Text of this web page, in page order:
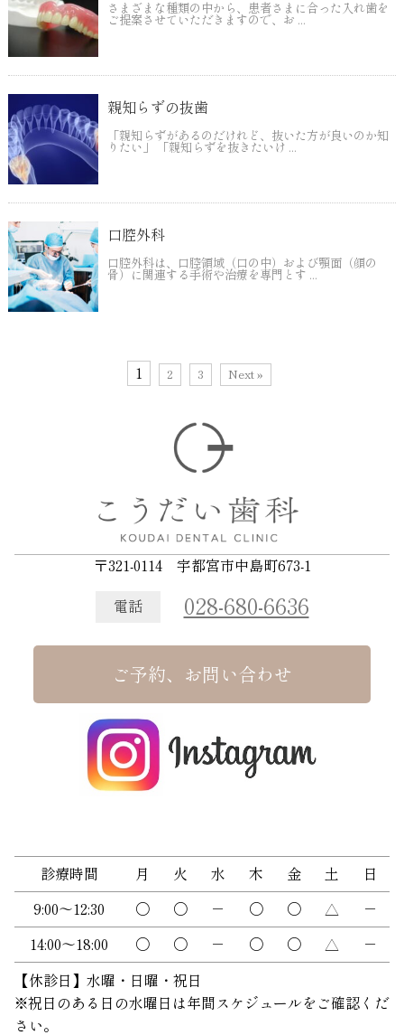
さまざまな種類の中から、患者さまに合った入れ歯を
ご提案させていただきますので、お ...
親知らずの抜歯
「親知らずがあるのだけれど、抜いた方が良いのか知
りたい」 「親知らずを抜きたいけ ...
口腔外科
口腔外科は、口腔領域（口の中）および顎面（顔の
骨）に関連する手術や治療を専門とす ...
1 2 3 Next »
〒321-0114 宇都宮市中島町673-1
電話 028-680-6636
ご予約、お問い合わせ
診療時間 月 火 水 木 金 土 日
9:00～12:30 〇 〇 － 〇 〇 △ －
14:00～18:00 〇 〇 － 〇 〇 △ －
【休診日】水曜・日曜・祝日
※祝日のある日の水曜日は年間スケジュールをご確認くだ
さい。